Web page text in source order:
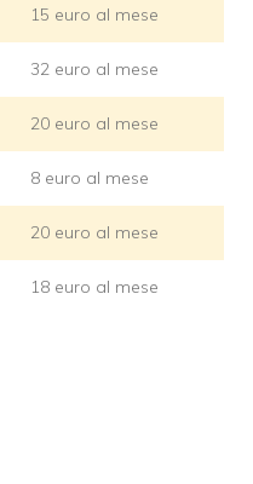
15 euro al mese
32 euro al mese
20 euro al mese
8 euro al mese
20 euro al mese
18 euro al mese